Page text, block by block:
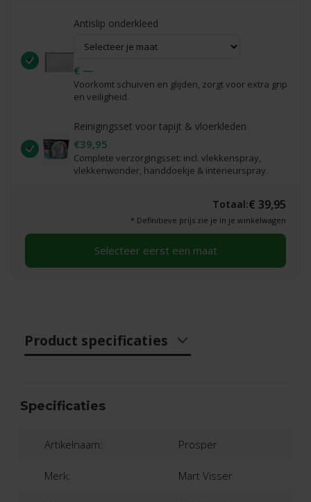
Antislip onderkleed
€ —
Voorkomt schuiven en glijden, zorgt voor extra grip
en veiligheid.
Reinigingsset voor tapijt & vloerkleden
€39,95
Complete verzorgingsset: incl. vlekkenspray,
vlekkenwonder, handdoekje & interieurspray.
Totaal:€ 39,95
* Definitieve prijs zie je in je winkelwagen
Selecteer eerst een maat
Product specificaties
Specificaties
Artikelnaam: Prosper
Merk: Mart Visser